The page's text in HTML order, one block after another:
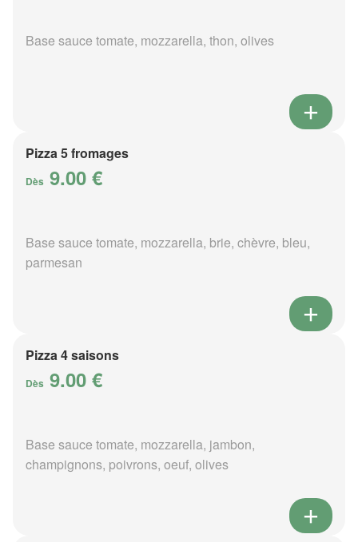
Base sauce tomate, mozzarella, thon, olives
Pizza 5 fromages
Dès 9.00 €
Base sauce tomate, mozzarella, brie, chèvre, bleu,
parmesan
Pizza 4 saisons
Dès 9.00 €
Base sauce tomate, mozzarella, jambon,
champignons, poivrons, oeuf, olives